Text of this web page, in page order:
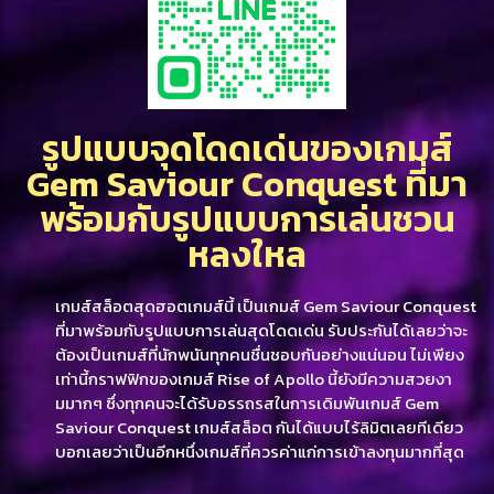
รูปแบบจุดโดดเด่นของเกมส์
Gem Saviour Conquest ที่มา
พร้อมกับรูปแบบการเล่นชวน
หลงใหล
เกมส์สล็อตสุดฮอตเกมส์นี้ เป็นเกมส์ Gem Saviour Conquest
ที่มาพร้อมกับรูปแบบการเล่นสุดโดดเด่น รับประกันได้เลยว่าจะ
ต้องเป็นเกมส์ที่นักพนันทุกคนชื่นชอบกันอย่างแน่นอน ไม่เพียง
เท่านี้กราฟฟิกของเกมส์ Rise of Apollo นี้ยังมีความสวยงา
มมากๆ ซึ่งทุกคนจะได้รับอรรถรสในการเดิมพันเกมส์ Gem
Saviour Conquest เกมส์สล็อต กันได้แบบไร้ลิมิตเลยทีเดียว
บอกเลยว่าเป็นอีกหนึ่งเกมส์ที่ควรค่าแก่การเข้าลงทุนมากที่สุด